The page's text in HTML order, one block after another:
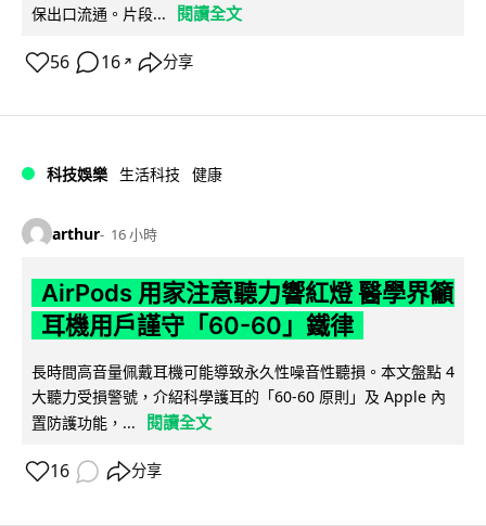
保出口流通。片段...
閱讀全文
56 16 ↗ 分享
科技娛樂 生活科技 健康
arthur 16 小時
AirPods 用家注意聽力響紅燈 醫學界籲
耳機用戶謹守「60-60」鐵律
長時間高音量佩戴耳機可能導致永久性噪音性聽損。本文盤點 4
大聽力受損警號，介紹科學護耳的「60-60 原則」及 Apple 內
置防護功能，...
閱讀全文
16 分享